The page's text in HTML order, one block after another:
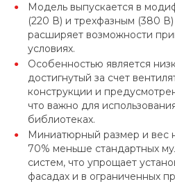
Модель выпускается в
(220 В) и трехфазным (380
расширяет возможности
условиях.
Особенностью является
достигнутый за счет
конструкции и
что важно для
библиотеках.
Миниатюрный размер и вес
70% меньше стандартных
систем, что упрощает
фасадах и в ограниченных